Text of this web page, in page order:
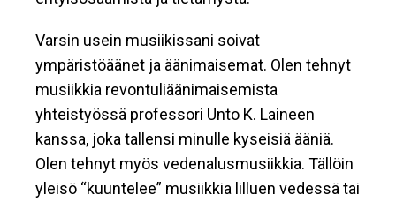
Varsin usein musiikissani soivat
ympäristöäänet ja äänimaisemat. Olen tehnyt
musiikkia revontuliäänimaisemista
yhteistyössä professori Unto K. Laineen
kanssa, joka tallensi minulle kyseisiä ääniä.
Olen tehnyt myös vedenalusmusiikkia. Tällöin
yleisö “kuuntelee” musiikkia lilluen vedessä tai